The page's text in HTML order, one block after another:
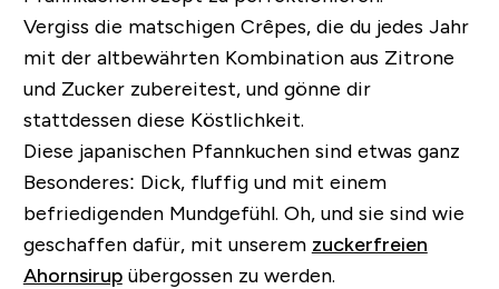
Vergiss die matschigen Crêpes, die du jedes Jahr
mit der altbewährten Kombination aus Zitrone
und Zucker zubereitest, und gönne dir
stattdessen diese Köstlichkeit.
Diese japanischen Pfannkuchen sind etwas ganz
Besonderes: Dick, fluffig und mit einem
befriedigenden Mundgefühl. Oh, und sie sind wie
geschaffen dafür, mit unserem zuckerfreien
Ahornsirupübergossen zu werden.